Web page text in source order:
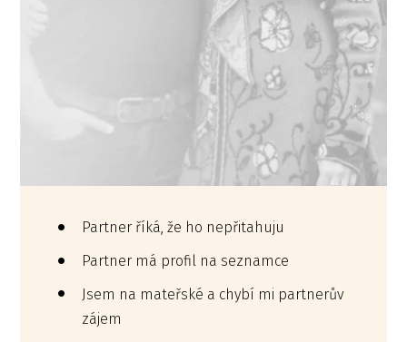
Partner říká, že ho nepřitahuju
Partner má profil na seznamce
Jsem na mateřské a chybí mi partnerův
zájem